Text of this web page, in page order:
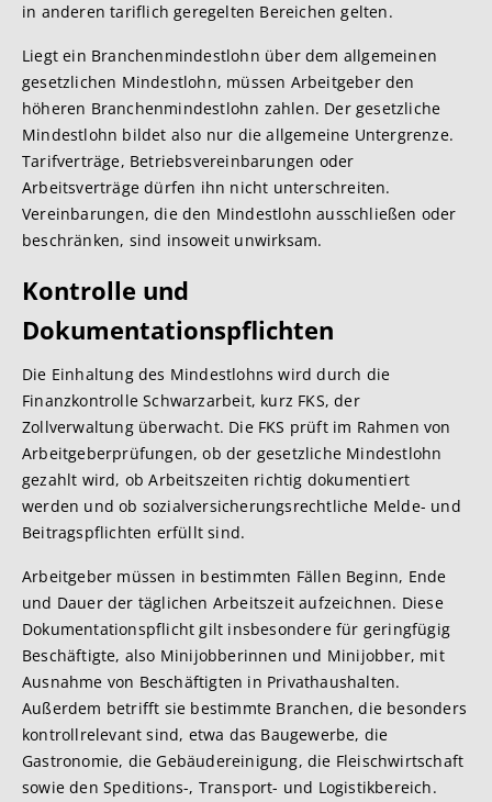
in anderen tariflich geregelten Bereichen gelten.
Liegt ein Branchenmindestlohn über dem allgemeinen
gesetzlichen Mindestlohn, müssen Arbeitgeber den
höheren Branchenmindestlohn zahlen. Der gesetzliche
Mindestlohn bildet also nur die allgemeine Untergrenze.
Tarifverträge, Betriebsvereinbarungen oder
Arbeitsverträge dürfen ihn nicht unterschreiten.
Vereinbarungen, die den Mindestlohn ausschließen oder
beschränken, sind insoweit unwirksam.
Kontrolle und
Dokumentationspflichten
Die Einhaltung des Mindestlohns wird durch die
Finanzkontrolle Schwarzarbeit, kurz FKS, der
Zollverwaltung überwacht. Die FKS prüft im Rahmen von
Arbeitgeberprüfungen, ob der gesetzliche Mindestlohn
gezahlt wird, ob Arbeitszeiten richtig dokumentiert
werden und ob sozialversicherungsrechtliche Melde- und
Beitragspflichten erfüllt sind.
Arbeitgeber müssen in bestimmten Fällen Beginn, Ende
und Dauer der täglichen Arbeitszeit aufzeichnen. Diese
Dokumentationspflicht gilt insbesondere für geringfügig
Beschäftigte, also Minijobberinnen und Minijobber, mit
Ausnahme von Beschäftigten in Privathaushalten.
Außerdem betrifft sie bestimmte Branchen, die besonders
kontrollrelevant sind, etwa das Baugewerbe, die
Gastronomie, die Gebäudereinigung, die Fleischwirtschaft
sowie den Speditions-, Transport- und Logistikbereich.